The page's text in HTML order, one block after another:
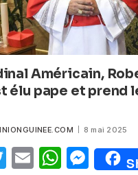
Américain,
élu pape et prend
8 mai 2025
T
E
W M